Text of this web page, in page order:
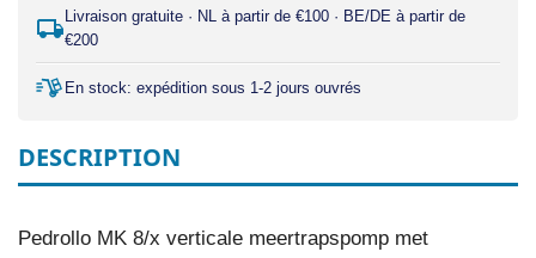
Livraison gratuite · NL à partir de €100 · BE/DE à partir de
€200
En stock: expédition sous 1-2 jours ouvrés
DESCRIPTION
Pedrollo MK 8/x verticale meertrapspomp met